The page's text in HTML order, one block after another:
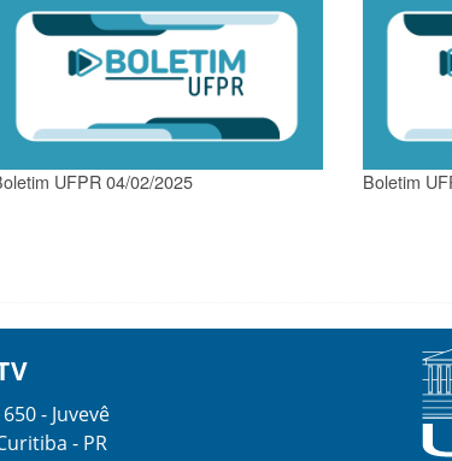
UFPR 04/02/2025 Boletim
- Juvevê
- PR